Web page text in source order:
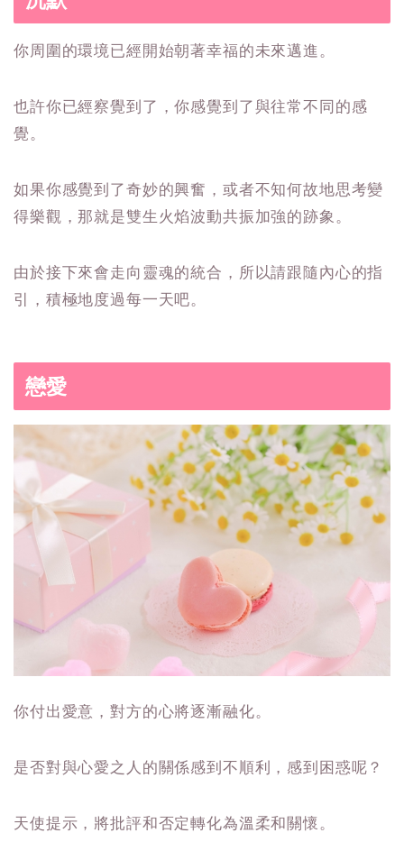
你周圍的環境已經開始朝著幸福的未來邁進。
也許你已經察覺到了，你感覺到了與往常不同的感
覺。
如果你感覺到了奇妙的興奮，或者不知何故地思考變
得樂觀，那就是雙生火焰波動共振加強的跡象。
由於接下來會走向靈魂的統合，所以請跟隨內心的指
引，積極地度過每一天吧。
戀愛
你付出愛意，對方的心將逐漸融化。
是否對與心愛之人的關係感到不順利，感到困惑呢？
天使提示，將批評和否定轉化為溫柔和關懷。